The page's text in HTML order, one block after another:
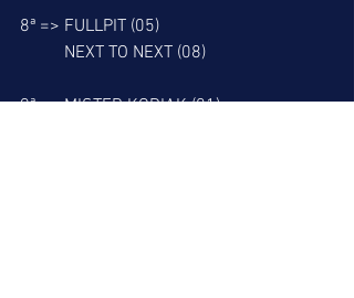
8ª => FULLPIT (05)
          NEXT TO NEXT (08)
9ª => MISTER KODIAK (01)